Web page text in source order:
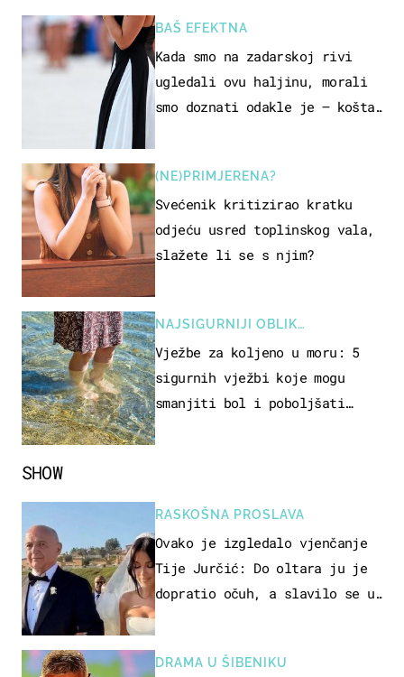
SHOW
RASKOŠNA PROSLAVA
Ovako je izgledalo vjenčanje
Tije Jurčić: Do oltara ju je
dopratio očuh, a slavilo se uz
DRAMA U ŠIBENIKU
BAŠ EFEKTNA
Kada smo na zadarskoj rivi
ugledali ovu haljinu, morali
smo doznati odakle je – košta
(NE)PRIMJERENA?
Svećenik kritizirao kratku
odjeću usred toplinskog vala,
slažete li se s njim?
NAJSIGURNIJI OBLIK
REKREACIJE
Vježbe za koljeno u moru: 5
sigurnih vježbi koje mogu
smanjiti bol i poboljšati